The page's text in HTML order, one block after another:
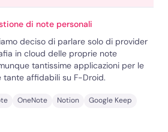
di note personali
deciso di parlare solo di provider
in cloud delle proprie note
tantissime applicazioni per le
tante affidabili su F-Droid.
OneNote Notion Google Keep